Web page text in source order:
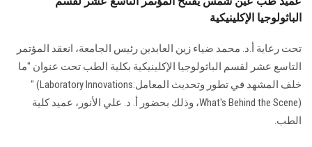
الباثولوجيا الإكلينيكية
تحت رعاية أ.د. محمد ضياء زين العابدين رئيس الجامعة، انعقد المؤتمر
‏التاسع عشر لقسم الباثولوجيا الإكلينيكية بكلية الطب تحت عنوان "ما
خلف المشهد في تطور ‏وتحديث المعامل‎" (Laboratory Innovations:
What's Behind the Scene)‎، وذلك ‏بحضور أ. د. علي الأنور، عميد كلية
الطب.